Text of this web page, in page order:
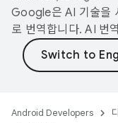
Google은 AI 기술을
로 번역합니다. AI 번
Android Developers